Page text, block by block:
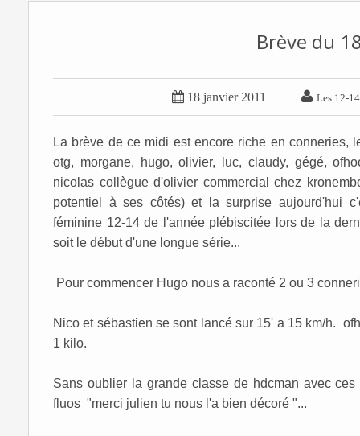
Brève du
 18 janvier 2011  Les 12-
La brève de ce midi est encore riche en conneries,
otg, morgane, hugo, olivier, luc, claudy, gégé,
nicolas collègue d'olivier commercial chez
potentiel à ses côtés) et la surprise aujourd'hui
féminine 12-14 de l'année plébiscitée lors de la
soit le début d'une longue série...
Pour commencer Hugo nous a raconté 2 ou 3
Nico et sébastien se sont lancé sur 15' a 15 km/h.
1 kilo.
Sans oublier la grande classe de hdcman avec
fluos "merci julien tu nous l'a bien décoré "...